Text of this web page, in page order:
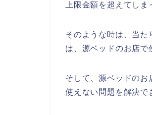
上限金額を超えてし
そのような時は、当た
は、源ベッドのお店で
そして、源ベッドの
使えない問題を解決で